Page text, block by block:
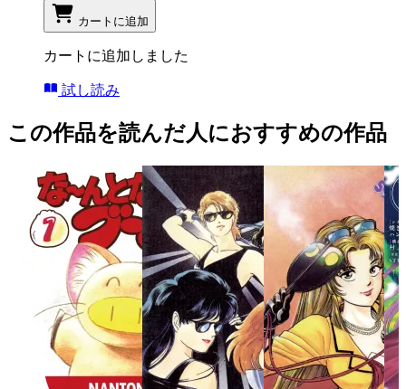
カートに追加
カートに追加しました
試し読み
この作品を読んだ人におすすめの作品